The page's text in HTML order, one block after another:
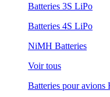
Batteries 3S LiPo
Batteries 4S LiPo
NiMH Batteries
Voir tous
Batteries pour avions